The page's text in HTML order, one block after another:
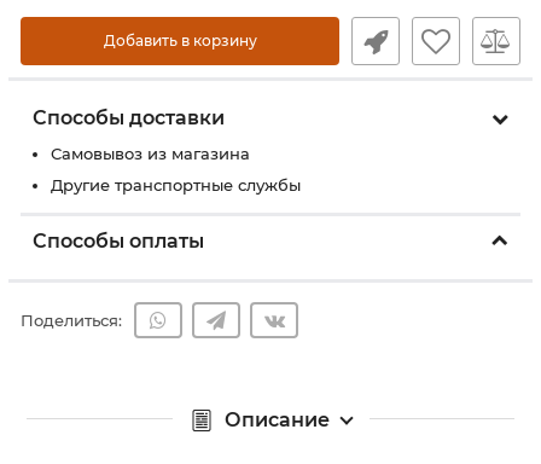
Добавить в корзину
Способы доставки
Самовывоз из магазина
Другие транспортные службы
Способы оплаты
Поделиться:
Описание